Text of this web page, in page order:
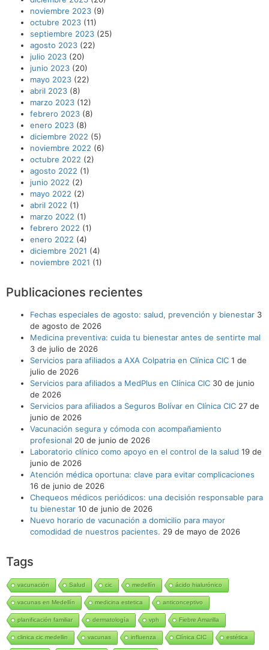
noviembre 2023 (9)
octubre 2023 (11)
septiembre 2023 (25)
agosto 2023 (22)
julio 2023 (20)
junio 2023 (20)
mayo 2023 (22)
abril 2023 (8)
marzo 2023 (12)
febrero 2023 (8)
enero 2023 (8)
diciembre 2022 (5)
noviembre 2022 (6)
octubre 2022 (2)
agosto 2022 (1)
junio 2022 (2)
mayo 2022 (2)
abril 2022 (1)
marzo 2022 (1)
febrero 2022 (1)
enero 2022 (4)
diciembre 2021 (4)
noviembre 2021 (1)
Publicaciones recientes
Fechas especiales de agosto: salud, prevención y bienestar 3
de agosto de 2026
Medicina preventiva: cuida tu bienestar antes de sentirte mal
3 de julio de 2026
Servicios para afiliados a AXA Colpatria en Clínica CIC 1 de
julio de 2026
Servicios para afiliados a MedPlus en Clínica CIC 30 de junio
de 2026
Servicios para afiliados a Seguros Bolívar en Clínica CIC 27 de
junio de 2026
Vacunación segura y cómoda con acompañamiento
profesional 20 de junio de 2026
Laboratorio clínico como apoyo en el control de la salud 19 de
junio de 2026
Atención médica oportuna: clave para evitar complicaciones
16 de junio de 2026
Chequeos médicos periódicos: una decisión responsable para
tu bienestar 10 de junio de 2026
Nuevo horario de vacunación a domicilio para mayor
comodidad de nuestros pacientes. 29 de mayo de 2026
Tags
vacunación Salud cic medellín ácido hialurónico
vacunas en Medellín medicina estetica anticonceptivo
planificación familiar dermatología vph Fiebre Amarilla
clinica cic medellin vacunas influenza Clínica CIC estética